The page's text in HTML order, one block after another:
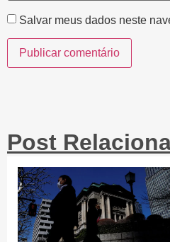
Salvar meus dados neste
Post